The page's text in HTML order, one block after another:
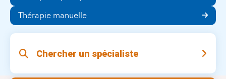
Thérapie manuelle
Chercher un spécialiste